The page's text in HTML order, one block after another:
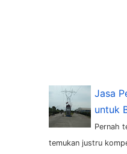
Jasa
untuk
Pernah
temukan justru